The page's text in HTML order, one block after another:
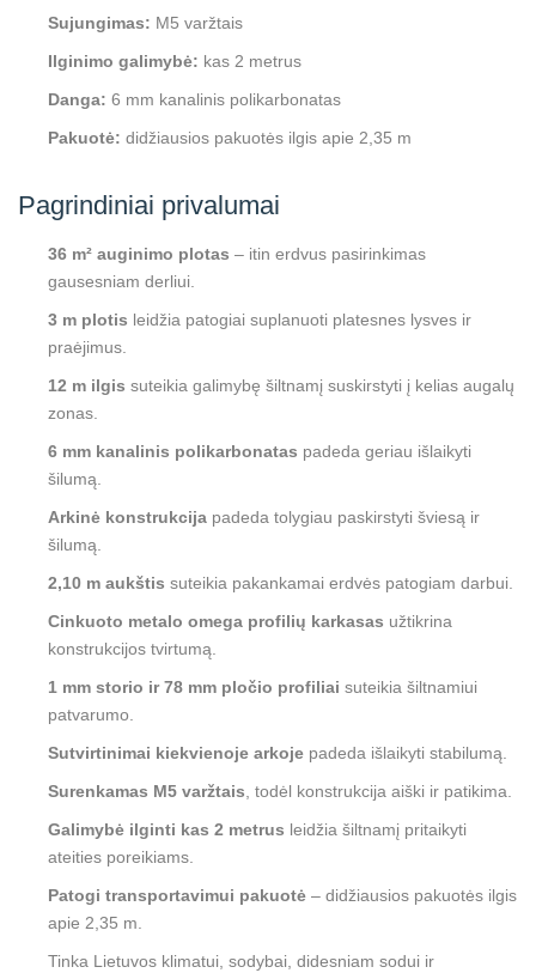
Sujungimas: M5 varžtais
Ilginimo galimybė: kas 2 metrus
Danga: 6 mm kanalinis polikarbonatas
Pakuotė: didžiausios pakuotės ilgis apie 2,35 m
Pagrindiniai privalumai
36 m² auginimo plotas – itin erdvus pasirinkimas
gausesniam derliui.
3 m plotis leidžia patogiai suplanuoti platesnes lysves ir
praėjimus.
12 m ilgis suteikia galimybę šiltnamį suskirstyti į kelias augalų
zonas.
6 mm kanalinis polikarbonatas padeda geriau išlaikyti
šilumą.
Arkinė konstrukcija padeda tolygiau paskirstyti šviesą ir
šilumą.
2,10 m aukštis suteikia pakankamai erdvės patogiam darbui.
Cinkuoto metalo omega profilių karkasas užtikrina
konstrukcijos tvirtumą.
1 mm storio ir 78 mm pločio profiliai suteikia šiltnamiui
patvarumo.
Sutvirtinimai kiekvienoje arkoje padeda išlaikyti stabilumą.
Surenkamas M5 varžtais , todėl konstrukcija aiški ir patikima.
Galimybė ilginti kas 2 metrus leidžia šiltnamį pritaikyti
ateities poreikiams.
Patogi transportavimui pakuotė – didžiausios pakuotės ilgis
apie 2,35 m.
Tinka Lietuvos klimatui, sodybai, didesniam sodui ir